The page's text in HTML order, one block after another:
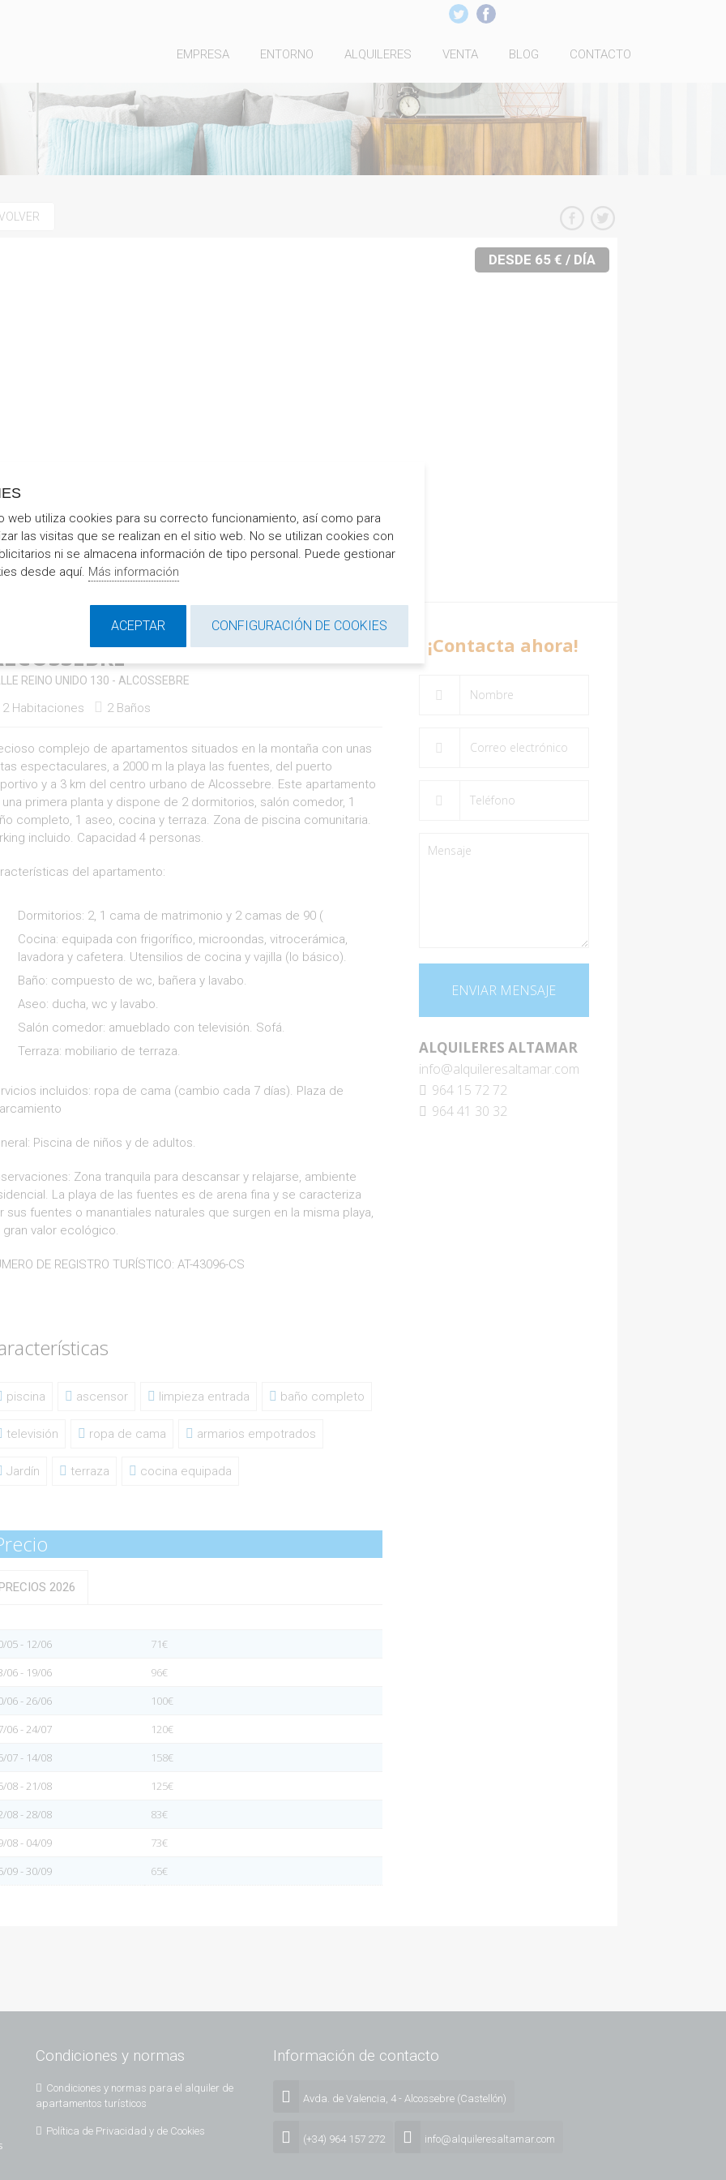
EMPRESA ENTORNO ALQUILERES VENTA BLOG CONTACTO
DESDE 65 € / DÍA
Fotografias
APARTAMENTOS MIRADOR AL MAR
REINO UNIDO 130 - ALCOSSEBRE
2 Habitaciones 2 Baños
complejo de apartamentos situados en la montaña con unas
espectaculares, a 2000 m la playa las fuentes, del puerto
y a 3 km del centro urbano de Alcossebre. Este apartamento
una primera planta y dispone de 2 dormitorios, salón comedor, 1
completo, 1 aseo, cocina y terraza. Zona de piscina comunitaria.
incluido. Capacidad 4 personas.
del apartamento:
Dormitorios: 2, 1 cama de matrimonio y 2 camas de 90 (
Cocina: equipada con frigorífico, microondas, vitrocerámica,
lavadora y cafetera. Utensilios de cocina y vajilla (lo básico).
Baño: compuesto de wc, bañera y lavabo.
Aseo: ducha, wc y lavabo.
Salón comedor: amueblado con televisión. Sofá.
Terraza: mobiliario de terraza.
incluidos: ropa de cama (cambio cada 7 días). Plaza de
Piscina de niños y de adultos.
Zona tranquila para descansar y relajarse, ambiente
La playa de las fuentes es de arena fina y se caracteriza
sus fuentes o manantiales naturales que surgen en la misma playa,
gran valor ecológico.
DE REGISTRO TURÍSTICO: AT-43096-CS
piscina ascensor limpieza entrada baño completo
televisión ropa de cama armarios empotrados
Jardín terraza cocina equipada
PRECIOS 2026
05 - 12/06
71€
06 - 19/06
96€
06 - 26/06
100€
06 - 24/07
120€
07 - 14/08
158€
08 - 21/08
125€
08 - 28/08
83€
08 - 04/09
73€
09 - 30/09
65€
¡Contacta ahora!
ALQUILERES ALTAMAR
info@alquileresaltamar.com
964 15 72 72
964 41 30 32
Condiciones y normas
Condiciones y normas para el alquiler de
apartamentos turísticos
Política de Privacidad y de Cookies
Información de contacto
Avda. de Valencia, 4 - Alcossebre (Castellón)
(+34) 964 157 272 info@alquileresaltamar.com
web utiliza cookies para su correcto funcionamiento, así como para
las visitas que se realizan en el sitio web. No se utilizan cookies con
ni se almacena información de tipo personal. Puede gestionar
desde aquí. Más información
ACEPTAR CONFIGURACIÓN DE COOKIES